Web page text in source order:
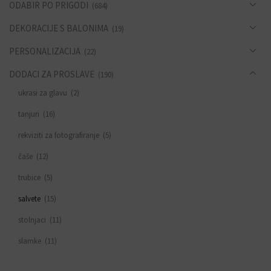
ODABIR PO PRIGODI (684)
DEKORACIJE S BALONIMA (19)
PERSONALIZACIJA (22)
DODACI ZA PROSLAVE (190)
ukrasi za glavu (2)
tanjuri (16)
rekviziti za fotografiranje (5)
čaše (12)
trubice (5)
salvete (15)
stolnjaci (11)
slamke (11)